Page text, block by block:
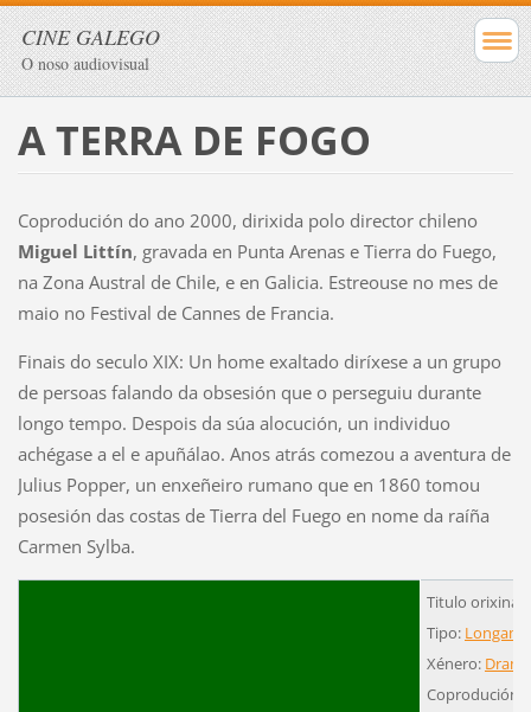
CINE GALEGO
O noso audiovisual
A TERRA DE FOGO
Coprodución do ano 2000, dirixida polo director chileno
Miguel Littín, gravada en Punta Arenas e Tierra do Fuego,
na Zona Austral de Chile, e en Galicia. Estreouse no mes de
maio no Festival de Cannes de Francia.
Finais do seculo XIX: Un home exaltado diríxese a un grupo
de persoas falando da obsesión que o perseguiu durante
longo tempo. Despois da súa alocución, un individuo
achégase a el e apuñálao. Anos atrás comezou a aventura de
Julius Popper, un enxeñeiro rumano que en 1860 tomou
posesión das costas de Tierra del Fuego en nome da raíña
Carmen Sylba.
Titulo orixinal:
Tipo:
Xénero: Drama
Coprodución